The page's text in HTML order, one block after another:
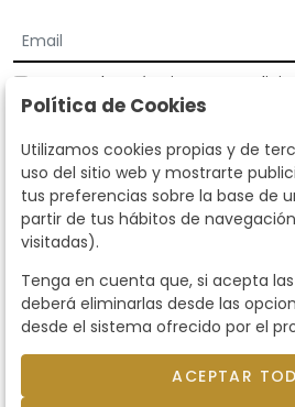
Acepto los Términos y
privacidad
Según la LOPD y disposiciones de
datos personales serán tratados por
finalidad de gestionar la relación
derechos de acceso, rectificación,
derechos en los términos establecidos
dirigiéndote a nosotros. Asimismo, nos
llamando al teléfono 915159584 o
info@subastassegre.es
Este sitio está protegido por reCAPTCHA
Términos de servicio de
Política de Cookies
Utilizamos cookies propias y de
uso del sitio web y mostrarte
tus preferencias sobre la base de
partir de tus hábitos de
visitadas).
Tenga en cuenta que, si acepta
deberá eliminarlas desde las
desde el sistema ofrecido por el
ACEPTAR